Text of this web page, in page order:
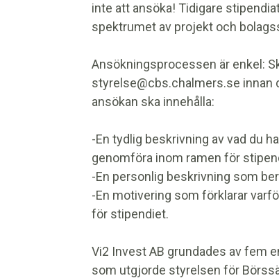
inte att ansöka! Tidigare
spektrumet av projekt och
Ansökningsprocessen är enkel:
styrelse@cbs.chalmers.se innan
ansökan ska innehålla:
-En tydlig beskrivning av vad du
genomföra inom ramen för
-En personlig beskrivning som
-En motivering som förklarar
för stipendiet.
Vi2 Invest AB grundades av fem
som utgjorde styrelsen för